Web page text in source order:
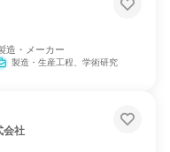
造・メーカー
製造・生産工程、学術研究
会社